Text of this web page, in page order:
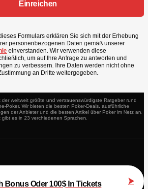
Formulars erklären Sie sich mit der Erhebung
personenbezogenen Daten gemäß unserer
einverstanden. Wir verwenden diese
um auf Ihre Anfrage zu antworten und
zu verbessern. Ihre Daten werden nicht ohne
an Dritte weitergegeben.
der weltweit größte und vertrauenswürdigste Ratgeber rund
Poker. Wir bieten die besten Poker-Deals, ausführliche
der Anbieter und die besten Artikel über Poker im Netz an.
gibt es in 23 verchiedenen Sprachen.
Bonus Oder 100$ In Tickets